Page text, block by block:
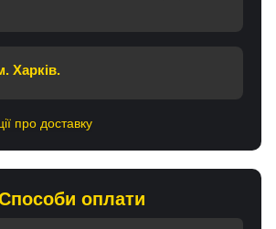
Харків.
про доставку
оплати